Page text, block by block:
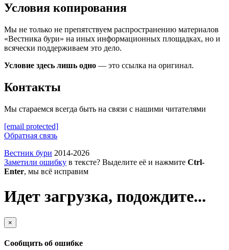
Условия копирования
Мы не только не препятствуем распространению материалов
«Вестника бури» на иных информационных площадках, но и
всячески поддерживаем это дело.
Условие здесь лишь одно — это ссылка на оригинал.
Контакты
Мы стараемся всегда быть на связи с нашими читателями
[email protected]
Обратная связь
Вестник бури 2014-2026
Заметили ошибку в тексте? Выделите её и нажмите Ctrl-
Enter, мы всё исправим
Идет загрузка, подождите...
×
Сообщить об ошибке